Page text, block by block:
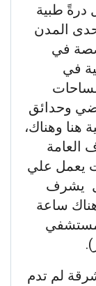
درةً طبية
المدن
في
في
وحدائق
وهناك،
العامة
يعمل علي
يشرف
ساعة
لم تدم